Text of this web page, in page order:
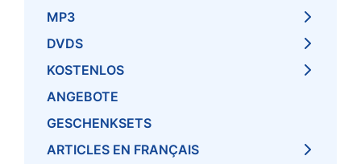
MP3
DVDS
KOSTENLOS
ANGEBOTE
GESCHENKSETS
ARTICLES EN FRANÇAIS